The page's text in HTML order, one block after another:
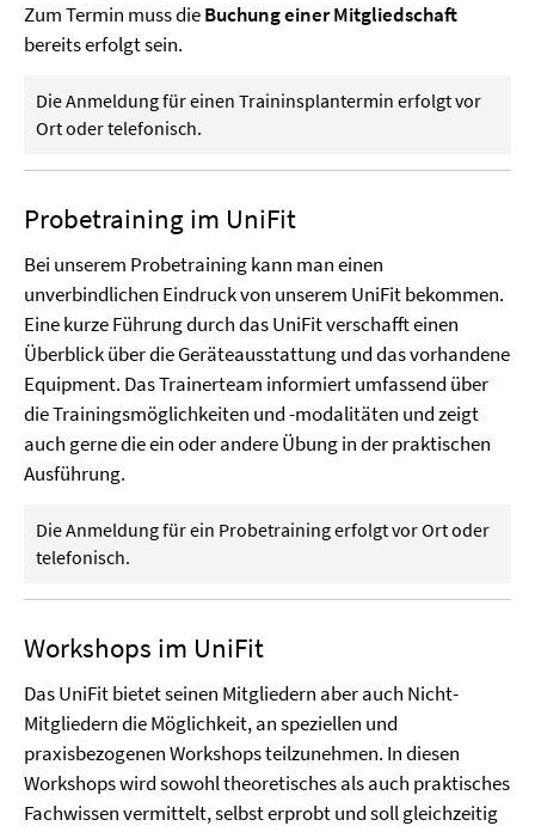
Zum Termin muss dieBuchung einer Mitgliedschaft
bereits erfolgt sein.
Die Anmeldung für einen Traininsplantermin erfolgt vor
Ort oder telefonisch.
Probetraining im UniFit
Bei unserem Probetraining kann man einen
unverbindlichen Eindruck von unserem UniFit bekommen.
Eine kurze Führung durch das UniFit verschafft einen
Überblick über die Geräteausstattung und das vorhandene
Equipment. Das Trainerteam informiert umfassend über
die Trainingsmöglichkeiten und -modalitäten und zeigt
auch gerne die ein oder andere Übung in der praktischen
Ausführung.
Die Anmeldung für ein Probetraining erfolgt vor Ort oder
telefonisch.
Workshops im UniFit
Das UniFit bietet seinen Mitgliedern aber auch Nicht-
Mitgliedern die Möglichkeit, an speziellen und
praxisbezogenen Workshops teilzunehmen. In diesen
Workshops wird sowohl theoretisches als auch praktisches
Fachwissen vermittelt, selbst erprobt und soll gleichzeitig